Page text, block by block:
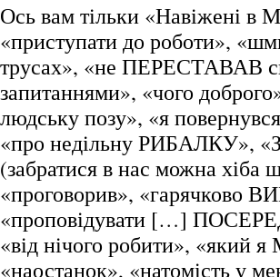
Ось вам тільки «Навіжені в
«приступати до роботи»,
трусах», «не ПЕРЕСТАВАВ
запитаннями», «чого
людську позу», «я
«про недільну РИБАЛКУ»,
(забратися в нас можна хіба
«проговорив», «гарячково
«проповідувати […]
«від нічого робити», «який
«наостанок», «натомість у